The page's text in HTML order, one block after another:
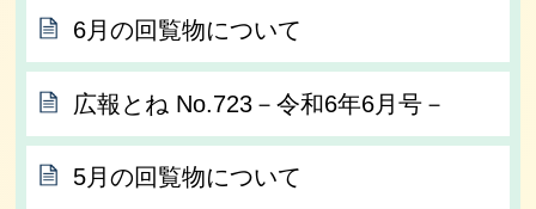
6月の回覧物について
広報とね No.723－令和6年6月号－
5月の回覧物について